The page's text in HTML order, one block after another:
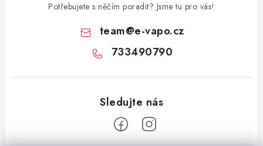
Potřebujete s něčím poradit? Jsme tu pro vás!
team@e-vapo.cz
733490790